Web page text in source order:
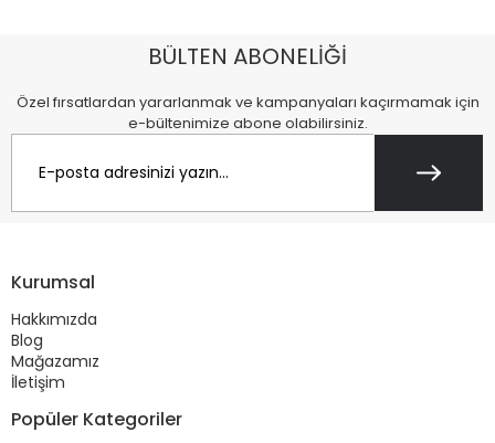
BÜLTEN ABONELİĞİ
Özel fırsatlardan yararlanmak ve kampanyaları kaçırmamak için
e-bültenimize abone olabilirsiniz.
Kurumsal
Hakkımızda
Blog
Mağazamız
İletişim
Popüler Kategoriler